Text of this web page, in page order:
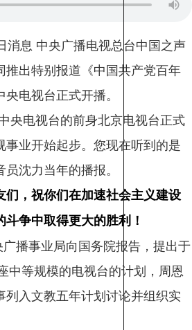
消息 中央广播电视总台中国之声
推出特别报道《中国共产党百年
电视台正式开播。
央电视台的前身北京电视台正式
事业开始起步。您现在听到的是
沈力当年的播报。
们，祝你们在加速社会主义建设
争中取得更大的胜利！
播事业局向国务院报告，提出于
中等规模的电视台的计划，周恩
列入文教五年计划讨论并组织实